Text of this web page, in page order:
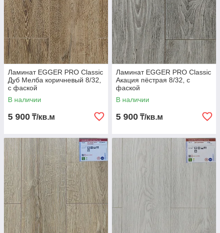
Ламинат EGGER PRO Classic
Дуб Мелба коричневый 8/32,
с фаской
В наличии
5 900 ₸/кв.м
Ламинат EGGER PRO Classic
Акация пёстрая 8/32, с
фаской
В наличии
5 900 ₸/кв.м